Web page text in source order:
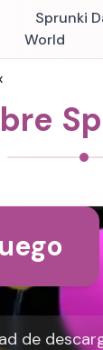
Sprunki
World
de